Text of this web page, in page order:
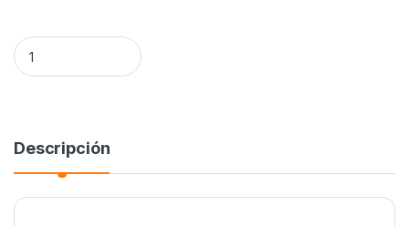
Apple iPhone 15 Pro 256GB (Reacondicionado) quantity
Descripción